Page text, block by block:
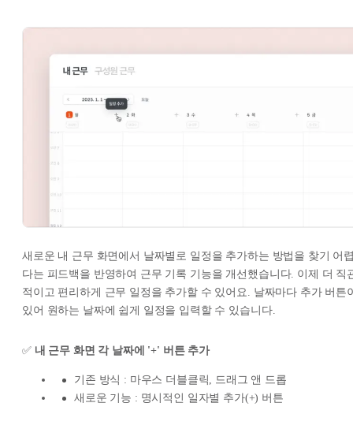
새로운 내 근무 화면에서 날짜별로 일정을 추가하는 방법을 찾기 어
다는 피드백을 반영하여 근무 기록 기능을 개선했습니다. 이제 더 직
적이고 편리하게 근무 일정을 추가할 수 있어요. 날짜마다 추가 버튼
있어 원하는 날짜에 쉽게 일정을 입력할 수 있습니다.
✅ 내 근무 화면 각 날짜에 '+' 버튼 추가
기존 방식 : 마우스 더블클릭, 드래그 앤 드롭
새로운 기능 : 명시적인 일자별 추가(+) 버튼